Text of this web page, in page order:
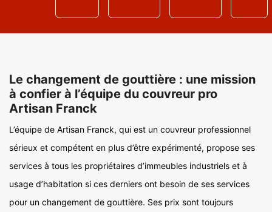
Le changement de gouttière : une mission
à confier à l’équipe du couvreur pro
Artisan Franck
L’équipe de Artisan Franck, qui est un couvreur professionnel
sérieux et compétent en plus d’être expérimenté, propose ses
services à tous les propriétaires d’immeubles industriels et à
usage d’habitation si ces derniers ont besoin de ses services
pour un changement de gouttière. Ses prix sont toujours